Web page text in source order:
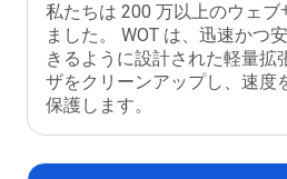
私たちは 200 万以上のウェブ
ました。 WOT は、迅速かつ
きるように設計された軽量拡
ザをクリーンアップし、速度
保護します。